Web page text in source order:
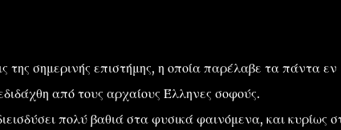
της σημερινής επιστήμης, η οποία παρέλαβε τα πάντα εν
από τους αρχαίους Έλληνες σοφούς.
πολύ βαθιά στα φυσικά φαινόμενα, και κυρίως